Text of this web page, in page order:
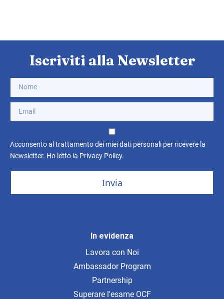
In evidenza
Lavora con Noi
Ambassador Program
Partnership
Superare l'esame OCF
Iscriviti alla Newsletter
Acconsento al trattamento dei miei dati personali per ricevere la
Newsletter. Ho letto la Privacy Policy.
Invia